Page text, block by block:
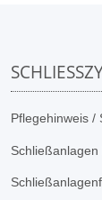
Pflegehinweis /
Schließanlagen